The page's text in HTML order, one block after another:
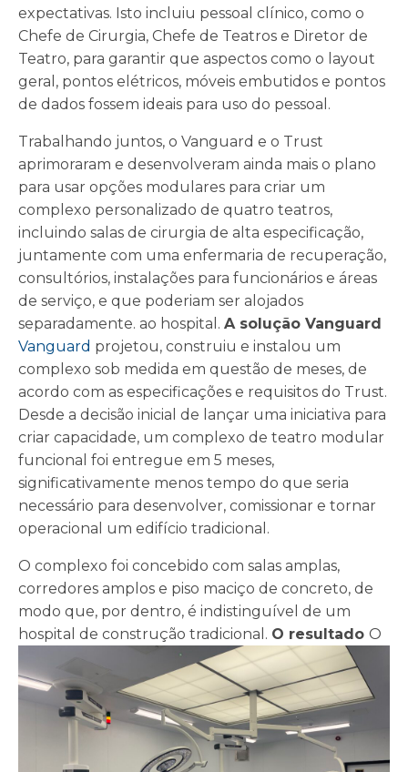
expectativas. Isto incluiu pessoal clínico, como o
Chefe de Cirurgia, Chefe de Teatros e Diretor de
Teatro, para garantir que aspectos como o layout
geral, pontos elétricos, móveis embutidos e pontos
de dados fossem ideais para uso do pessoal.
Trabalhando juntos, o Vanguard e o Trust
aprimoraram e desenvolveram ainda mais o plano
para usar opções modulares para criar um
complexo personalizado de quatro teatros,
incluindo salas de cirurgia de alta especificação,
juntamente com uma enfermaria de recuperação,
consultórios, instalações para funcionários e áreas
de serviço, e que poderiam ser alojados
separadamente. ao hospital. A solução Vanguard
Vanguard projetou, construiu e instalou um
complexo sob medida em questão de meses, de
acordo com as especificações e requisitos do Trust.
Desde a decisão inicial de lançar uma iniciativa para
criar capacidade, um complexo de teatro modular
funcional foi entregue em 5 meses,
significativamente menos tempo do que seria
necessário para desenvolver, comissionar e tornar
operacional um edifício tradicional.
O complexo foi concebido com salas amplas,
corredores amplos e piso maciço de concreto, de
modo que, por dentro, é indistinguível de um
hospital de construção tradicional. O resultado O